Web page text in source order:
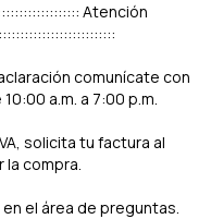
Atención
comunícate con
a.m. a 7:00 p.m.
solicita tu factura al
la compra.
el área de preguntas.